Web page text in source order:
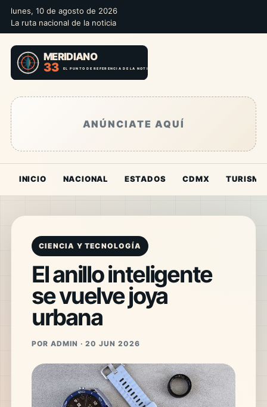
lunes, 10 de agosto de 2026
La ruta nacional de la noticia
ANÚNCIATE AQUÍ
INICIO NACIONAL ESTADOS CDMX TURISMO
CIENCIA Y TECNOLOGÍA
El anillo inteligente
se vuelve joya
urbana
POR ADMIN · 20 JUN 2026